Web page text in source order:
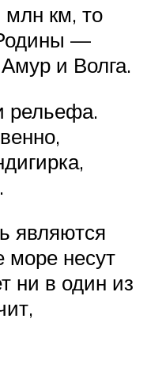
км, то
—
и Волга.
рельефа.
являются
море несут
ни в один из